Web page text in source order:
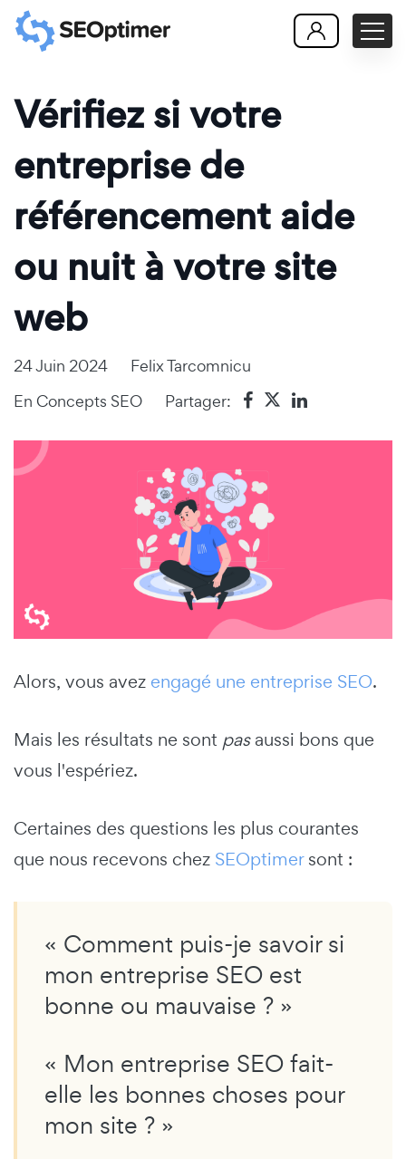
Vérifiez si votre
entreprise de
référencement aide
ou nuit à votre site
web
24 Juin 2024
Felix Tarcomnicu
En Concepts SEO Partager:
Alors, vous avez engagé une entreprise SEO.
Mais les résultats ne sont pasaussi bons que
vous l'espériez.
Certaines des questions les plus courantes
que nous recevons chez SEOptimersont :
« Comment puis-je savoir si
mon entreprise SEO est
bonne ou mauvaise ? »
« Mon entreprise SEO fait-
elle les bonnes choses pour
mon site ? »